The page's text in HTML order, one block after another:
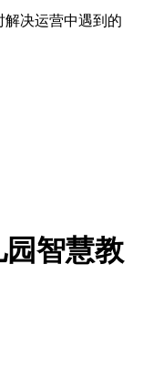
解决运营中遇到的
智慧教